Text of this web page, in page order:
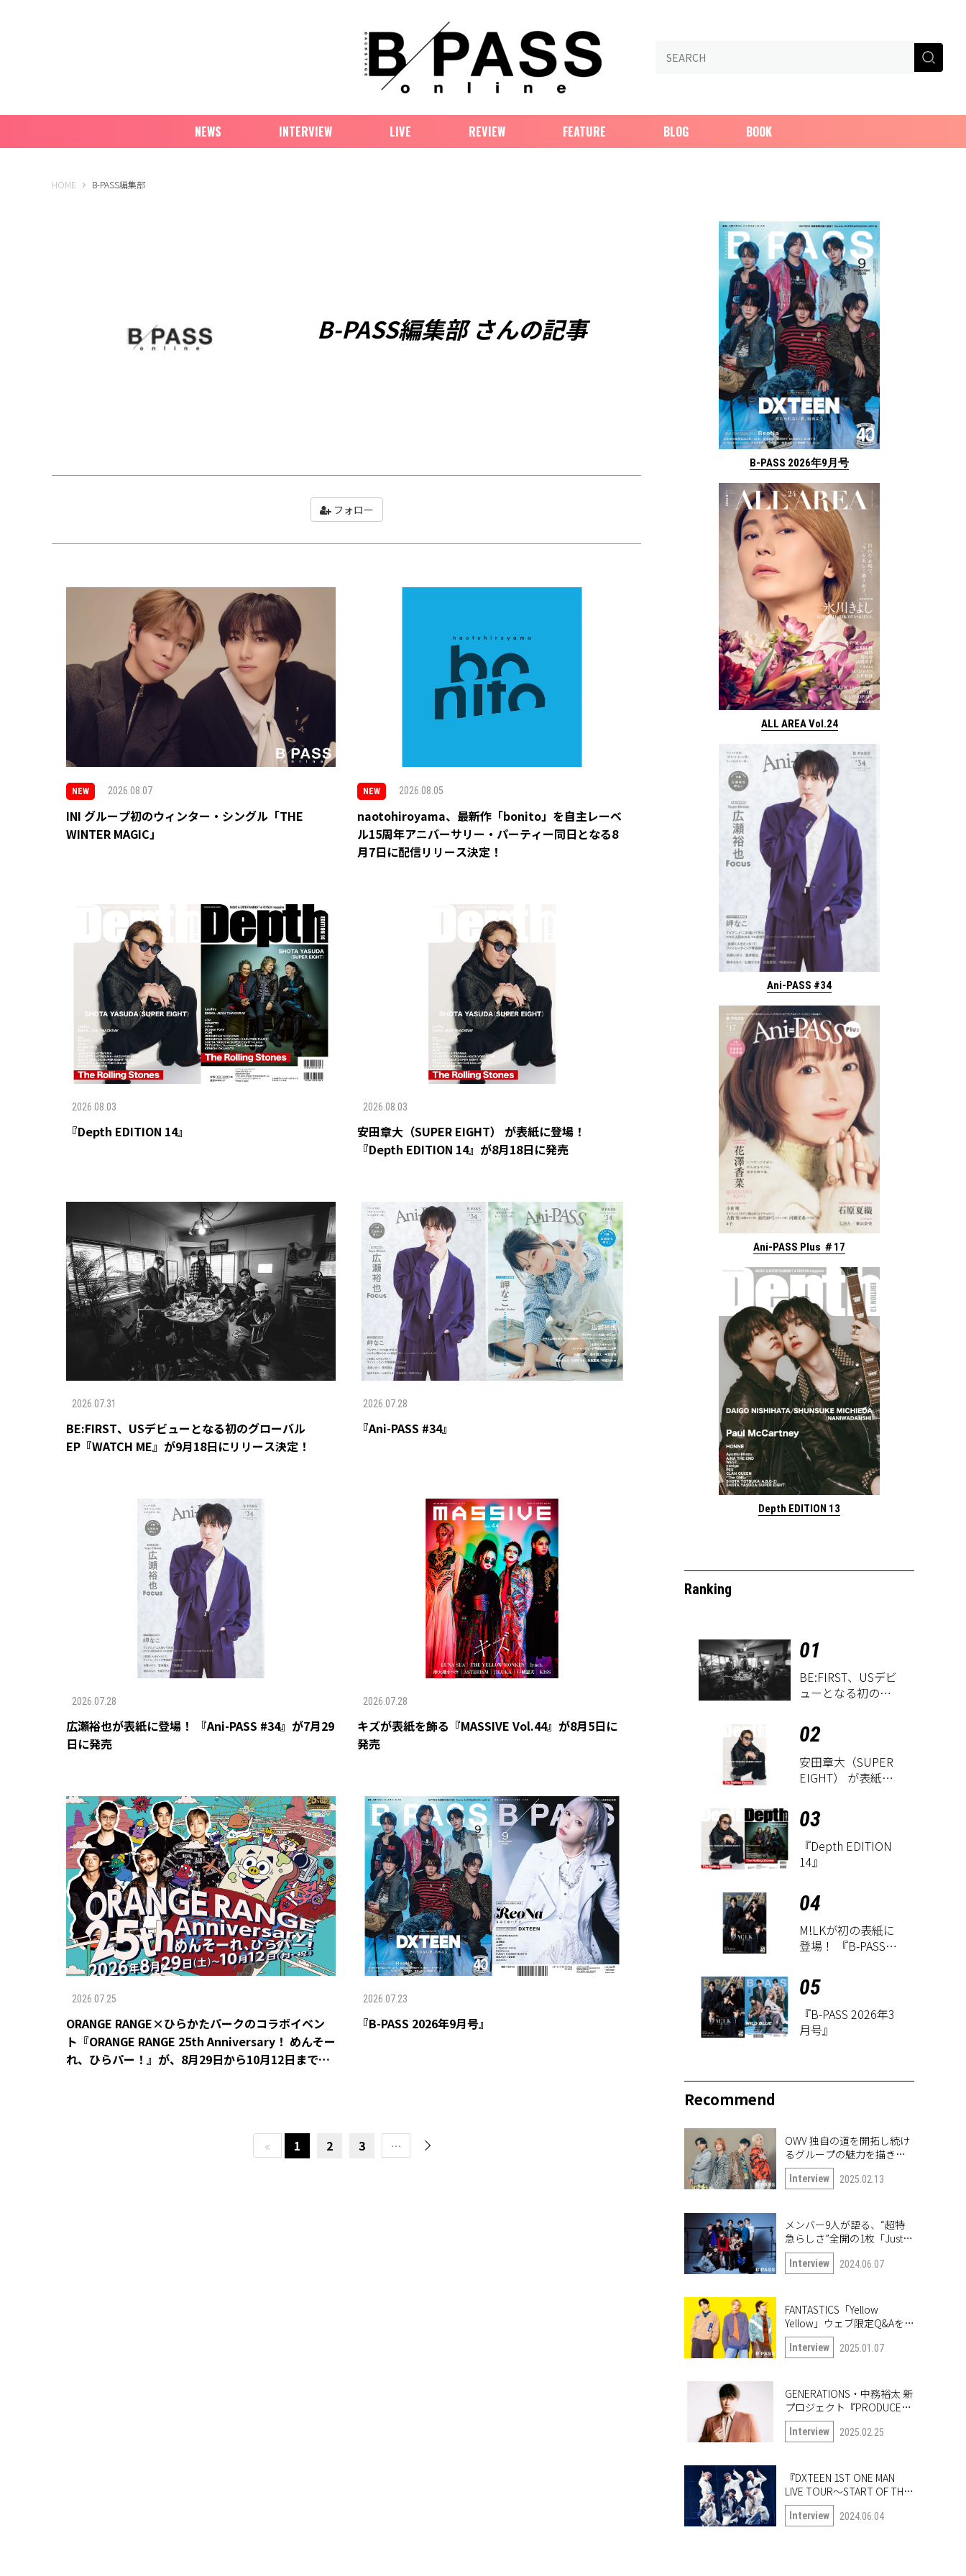
NEWS INTERVIEW LIVE REVIEW FEATURE BLOG BOOK
HOME B-PASS ONLINE
B-PASS編集部
B-PASS編集部 さんの記事
フォロー
NEW 2026.08.07
INI グループ初のウィンター・シングル「THE
WINTER MAGIC」
NEW 2026.08.05
naotohiroyama、最新作「bonito」を自主レーベ
ル15周年アニバーサリー・パーティー同日となる8
月7日に配信リリース決定！
2026.08.03
『Depth EDITION 14』
2026.08.03
安田章大（SUPER EIGHT） が表紙に登場！
『Depth EDITION 14』が8月18日に発売
2026.07.31
BE:FIRST、USデビューとなる初のグローバル
EP『WATCH ME』が9月18日にリリース決定！
2026.07.28
『Ani-PASS #34』
2026.07.28
広瀬裕也が表紙に登場！ 『Ani-PASS #34』が7月29
日に発売
2026.07.28
キズが表紙を飾る『MASSIVE Vol.44』が8月5日に
発売
2026.07.25
ORANGE RANGE×ひらかたパークのコラボイベン
ト『ORANGE RANGE 25th Anniversary！ めんそー
れ、ひらパー！』が、8月29日から10月12日まで開
2026.07.23
『B-PASS 2026年9月号』
1 2 3 …
B-PASS 2026年9月号
ALL AREA Vol.24
Ani-PASS #34
Ani-PASS Plus ＃17
Depth EDITION 13
Ranking
01
BE:FIRST、USデビ
ューとなる初のグ
EP『WATCH ME』
が9月18日にリリー
ス決定！
02
安田章大（SUPER
EIGHT） が表紙に
EDITION 14』が8
月18日に発売
03
『Depth EDITION
14』
04
M!LKが初の表紙に
登場！ 『B-PASS
月27日に発売
05
『B-PASS 2026年3
月号』
Recommend
OWV 独自の道を開拓し続け
るグループの魅力を描き出
したナンバー「Frontier」
Interview 2025.02.13
メンバー9人が語る、“超特
急らしさ”全開の1枚「Just
like 超特急」
Interview 2024.06.07
FANTASTICS「Yellow
Yellow」ウェブ限定Q&Aを公
開！
Interview 2025.01.07
GENERATIONS・中務裕太 新
プロジェクト『PRODUCE
6IX COLORS』の第一弾楽曲
「True or Doubt」について
Interview 2025.02.25
『DXTEEN 1ST ONE MAN
LIVE TOUR〜START OF THE
QUEST〜』開幕！ ツアー中
の6人に突撃!!
Interview 2024.06.04